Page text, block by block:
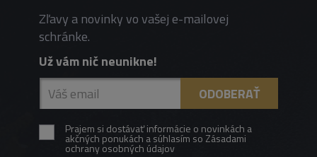
Zľavy a novinky vo vašej e-mailovej
schránke.
Už vám nič neunikne!
Prajem si dostávať informácie o novinkách a
akčných ponukách a súhlasím so Zásadami
ochrany osobných údajov